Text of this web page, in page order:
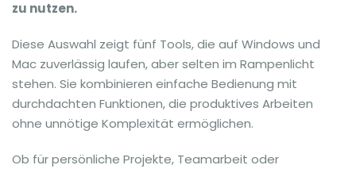
zu nutzen.
Diese Auswahl zeigt fünf Tools, die auf Windows und
Mac zuverlässig laufen, aber selten im Rampenlicht
stehen. Sie kombinieren einfache Bedienung mit
durchdachten Funktionen, die produktives Arbeiten
ohne unnötige Komplexität ermöglichen.
Ob für persönliche Projekte, Teamarbeit oder